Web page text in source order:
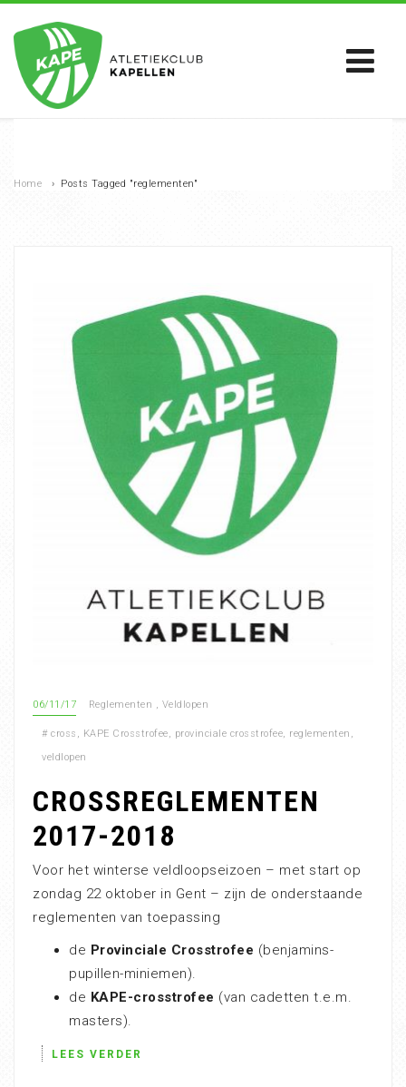
Home › Posts Tagged "reglementen"
06/11/17 Reglementen , Veldlopen
# cross , KAPE Crosstrofee, provinciale crosstrofee, reglementen ,
veldlopen
CROSSREGLEMENTEN
2017-2018
Voor het winterse veldloopseizoen – met start op
zondag 22 oktober in Gent – zijn de onderstaande
reglementen van toepassing
de Provinciale Crosstrofee (benjamins-
pupillen-miniemen).
de KAPE-crosstrofee (van cadetten t.e.m.
masters).
LEES VERDER